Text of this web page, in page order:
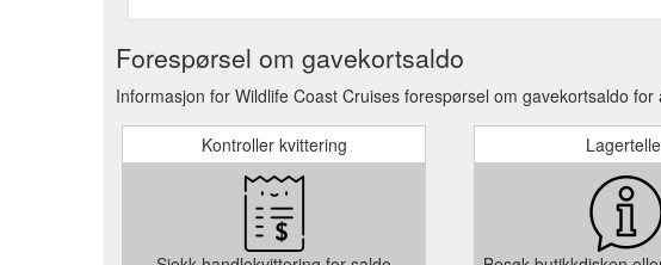
Forespørsel om gavekortsaldo
Informasjon for Wildlife Coast Cruises forespørsel om gavekortsaldo
Kontroller kvittering